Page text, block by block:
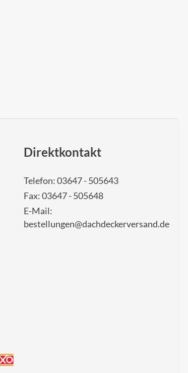
Direktkontakt
Telefon: 03647 - 505643
Fax: 03647 - 505648
E-Mail:
bestellungen@dachdeckerversand.de